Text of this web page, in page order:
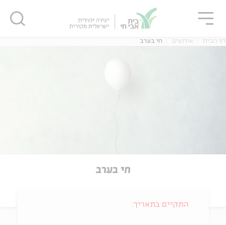
דף הבית אירועים חי בערב
חי בערב
התקיים בתאריך:
סגור